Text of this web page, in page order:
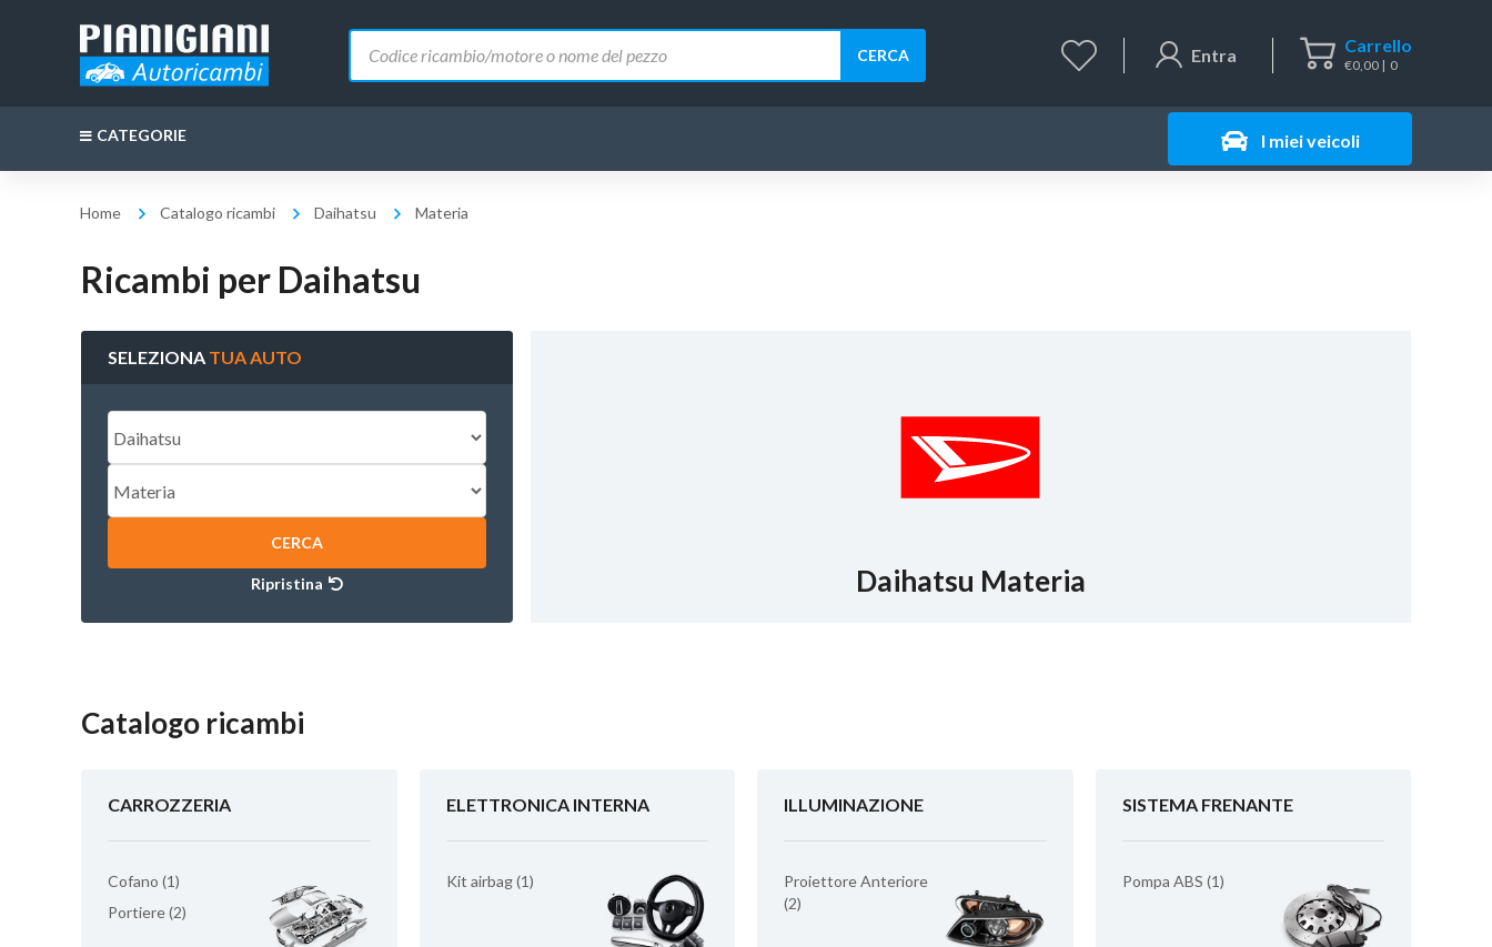
Carrello
€0,00 0
Entra
prodotti
CERCA
I miei veicoli
CATEGORIE
Home Catalogo ricambi Daihatsu Materia
Ricambi per Daihatsu
SELEZIONA TUA AUTO
CERCA
Ripristina Daihatsu Materia
Catalogo ricambi
CARROZZERIA
Cofano (1)
Portiere (2)
ELETTRONICA INTERNA
Kit airbag (1)
ILLUMINAZIONE
Proiettore Anteriore
(2)
SISTEMA FRENANTE
Pompa ABS (1)